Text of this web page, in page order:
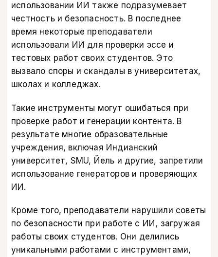
использовании ИИ также подразумевает
честность и безопасность. В последнее
время некоторые преподаватели
использовали ИИ для проверки эссе и
тестовых работ своих студентов. Это
вызвало споры и скандалы в университетах,
школах и колледжах.
Такие инструменты могут ошибаться при
проверке работ и генерации контента. В
результате многие образовательные
учреждения, включая Индианский
университет, SMU, Йель и другие, запретили
использование генераторов и проверяющих
ИИ.
Кроме того, преподаватели нарушили советы
по безопасности при работе с ИИ, загружая
работы своих студентов. Они делились
уникальными работами с инструментами,